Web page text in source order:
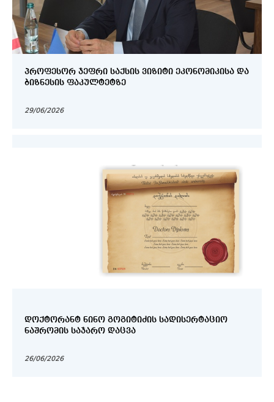
ᲞᲠᲝᲤᲔᲡᲝᲠ ᲯᲔᲤᲠᲘ ᲡᲐᲥᲡᲘᲡ ᲕᲘᲖᲘᲢᲘ ᲔᲙᲝᲜᲝᲛᲘᲙᲘᲡᲐ ᲓᲐ
ᲑᲘᲖᲜᲔᲡᲘᲡ ᲤᲐᲙᲣᲚᲢᲔᲢᲖᲔ
29/06/2026
ᲓᲝᲥᲢᲝᲠᲐᲜᲢ ᲜᲘᲜᲝ ᲒᲝᲒᲘᲢᲘᲫᲘᲡ ᲡᲐᲓᲘᲡᲔᲠᲢᲐᲪᲘᲝ
ᲜᲐᲨᲠᲝᲛᲘᲡ ᲡᲐᲯᲐᲠᲝ ᲓᲐᲪᲕᲐ
26/06/2026